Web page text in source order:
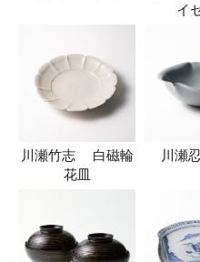
イ
川瀬竹志 白磁輪
花皿
川瀬